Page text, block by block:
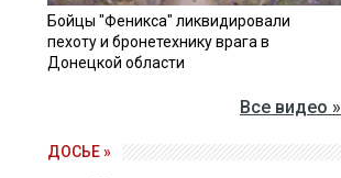
Бойцы "Феникса" ликвидировали
пехоту и бронетехнику врага в
Донецкой области
Все видео »
ДОСЬЕ »